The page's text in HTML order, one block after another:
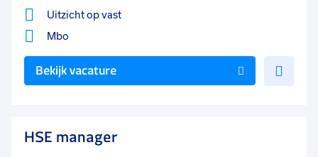
Uitzicht op vast
Mbo
Bekijk vacature
HSE manager